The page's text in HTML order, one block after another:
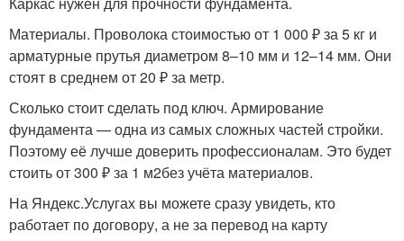
Материалы. Проволока стоимостью от 1 000 ₽ за 5 кг и
арматурные прутья диаметром 8–10 мм и 12–14 мм. Они
стоят в среднем от 20 ₽ за метр.
Сколько стоит сделать под ключ. Армирование
фундамента — одна из самых сложных частей стройки.
Поэтому её лучше доверить профессионалам. Это будет
стоить от 300 ₽ за 1 м2без учёта материалов.
На Яндекс.Услугах вы можете сразу увидеть, кто
работает по договору, а не за перевод на карту